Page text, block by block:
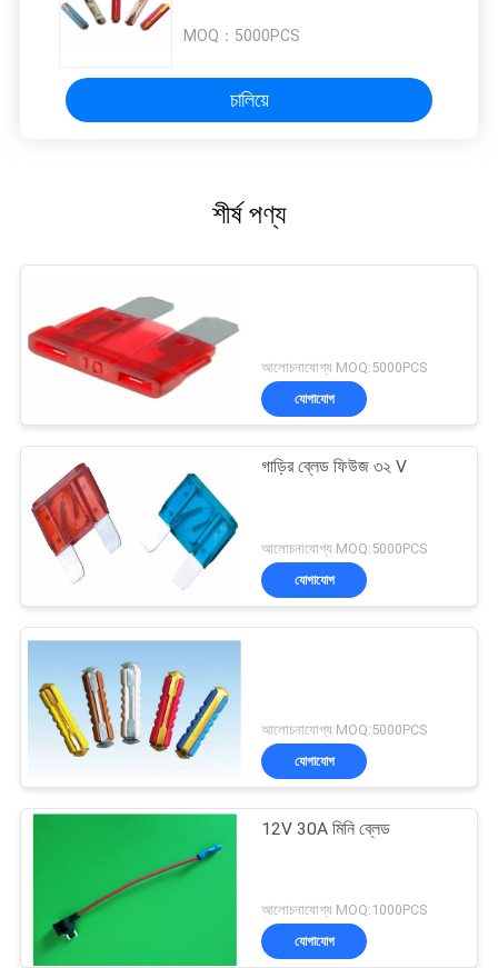
MOQ： 5000PCS
চালিয়ে
শীর্ষ পণ্য
আলোচনাযোগ্য MOQ:5000PCS
যোগাযোগ
গাড়ির ব্লেড ফিউজ ৩২ V
আলোচনাযোগ্য MOQ:5000PCS
যোগাযোগ
আলোচনাযোগ্য MOQ:5000PCS
যোগাযোগ
12V 30A মিনি ব্লেড
আলোচনাযোগ্য MOQ:1000PCS
যোগাযোগ